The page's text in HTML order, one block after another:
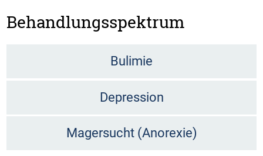
Behandlungsspektrum
Bulimie
Depression
Magersucht (Anorexie)